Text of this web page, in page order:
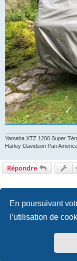
En poursuivant
l’utilisation de
Yamaha XTZ 1200 Super
Harley-Davidson Pan
Répondre
Index du forum
Développé